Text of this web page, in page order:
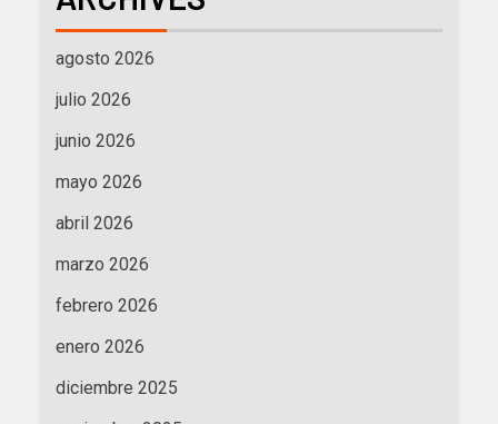
agosto 2026
julio 2026
junio 2026
mayo 2026
abril 2026
marzo 2026
febrero 2026
enero 2026
diciembre 2025